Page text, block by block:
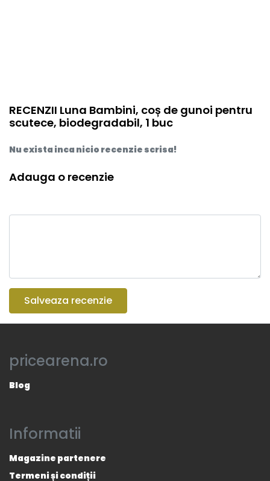
RECENZII Luna Bambini, coș de gunoi pentru
scutece, biodegradabil, 1 buc
Nu exista inca nicio recenzie scrisa!
Adauga o recenzie
Salveaza recenzie
pricearena.ro
Blog
Informatii
Magazine partenere
Termeni și condiții